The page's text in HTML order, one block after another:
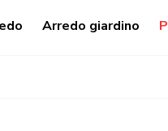
Arredo giardino